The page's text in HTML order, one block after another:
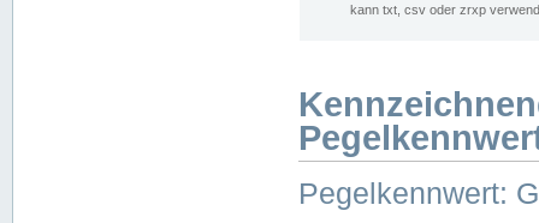
kann txt, csv oder zrxp
Pegelkennwert: